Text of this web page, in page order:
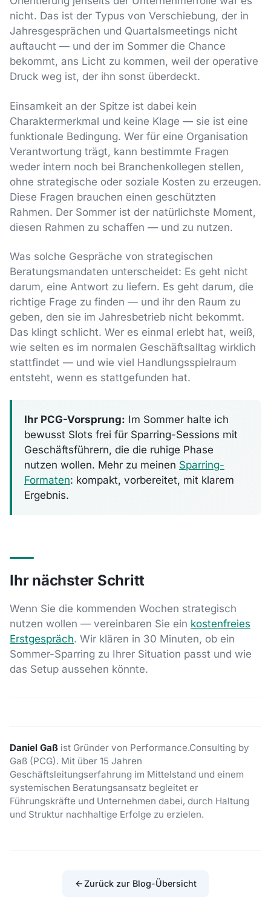
nicht. Das ist der Typus von Verschiebung, der in
Jahresgesprächen und Quartalsmeetings nicht
auftaucht — und der im Sommer die Chance
bekommt, ans Licht zu kommen, weil der operative
Druck weg ist, der ihn sonst überdeckt.
Einsamkeit an der Spitze ist dabei kein
Charaktermerkmal und keine Klage — sie ist eine
funktionale Bedingung. Wer für eine Organisation
Verantwortung trägt, kann bestimmte Fragen
weder intern noch bei Branchenkollegen stellen,
ohne strategische oder soziale Kosten zu erzeugen.
Diese Fragen brauchen einen geschützten
Rahmen. Der Sommer ist der natürlichste Moment,
diesen Rahmen zu schaffen — und zu nutzen.
Was solche Gespräche von strategischen
Beratungsmandaten unterscheidet: Es geht nicht
darum, eine Antwort zu liefern. Es geht darum, die
richtige Frage zu finden — und ihr den Raum zu
geben, den sie im Jahresbetrieb nicht bekommt.
Das klingt schlicht. Wer es einmal erlebt hat, weiß,
wie selten es im normalen Geschäftsalltag wirklich
stattfindet — und wie viel Handlungsspielraum
entsteht, wenn es stattgefunden hat.
Ihr PCG-Vorsprung: Im Sommer halte ich
bewusst Slots frei für Sparring-Sessions mit
Geschäftsführern, die die ruhige Phase
nutzen wollen. Mehr zu meinen Sparring-
Formaten: kompakt, vorbereitet, mit klarem
Ergebnis.
Ihr nächster Schritt
Wenn Sie die kommenden Wochen strategisch
nutzen wollen — vereinbaren Sie ein kostenfreies
Erstgespräch. Wir klären in 30 Minuten, ob ein
Sommer-Sparring zu Ihrer Situation passt und wie
das Setup aussehen könnte.
Daniel Gaß ist Gründer von Performance.Consulting by
Gaß (PCG). Mit über 15 Jahren
Geschäftsleitungserfahrung im Mittelstand und einem
systemischen Beratungsansatz begleitet er
Führungskräfte und Unternehmen dabei, durch Haltung
und Struktur nachhaltige Erfolge zu erzielen.
Zurück zur Blog-Übersicht